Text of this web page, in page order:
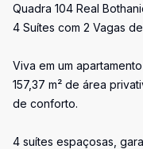
Quadra 104 Real
4 Suítes com 2 Vagas
Viva em um
157,37 m² de área
de conforto.
4 suítes espaçosas,